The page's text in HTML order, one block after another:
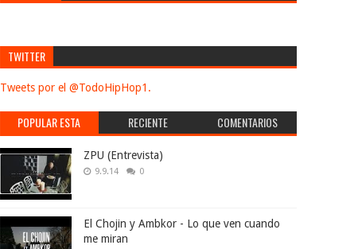
TWITTER
Tweets por el @TodoHipHop1.
POPULAR ESTA
SEMANA
RECIENTE COMENTARIOS
ZPU (Entrevista)
9.9.14 0
El Chojin y Ambkor - Lo que ven cuando
me miran